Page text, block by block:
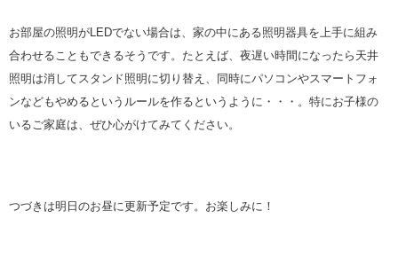
お部屋の照明がLEDでない場合は、家の中にある照明器具を上手に組み
合わせることもできるそうです。たとえば、夜遅い時間になったら天井
照明は消してスタンド照明に切り替え、同時にパソコンやスマートフォ
ンなどもやめるというルールを作るというように・・・。特にお子様の
いるご家庭は、ぜひ心がけてみてください。
つづきは明日のお昼に更新予定です。お楽しみに！